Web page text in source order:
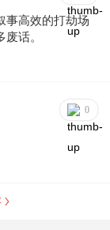
事高效的打劫场
话。
0